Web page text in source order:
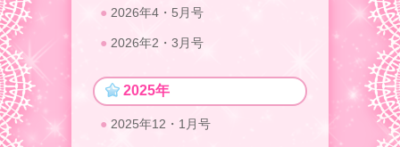
2026年4・5月号
2026年2・3月号
2025年
2025年12・1月号